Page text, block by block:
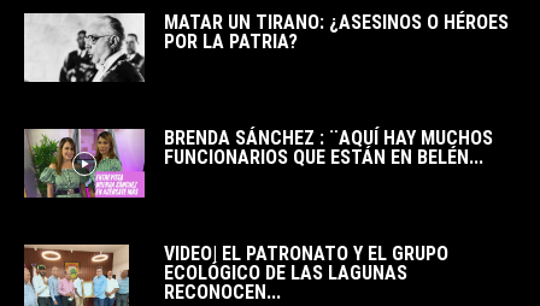
MATAR UN TIRANO: ¿ASESINOS O HÉROES
POR LA PATRIA?
BRENDA SÁNCHEZ : ¨AQUÍ HAY MUCHOS
FUNCIONARIOS QUE ESTÁN EN BELÉN...
VIDEO| EL PATRONATO Y EL GRUPO
ECOLÓGICO DE LAS LAGUNAS
RECONOCEN...